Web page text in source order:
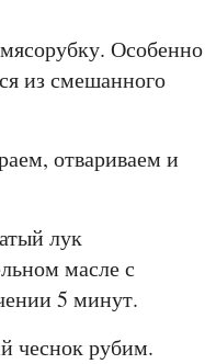
Особенно
из смешанного
отвариваем и
лук
масле с
5 минут.
чеснок рубим.